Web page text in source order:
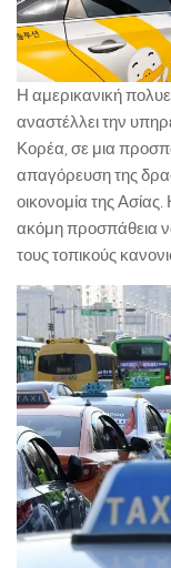
Η αμερικανική
αναστέλλει την
Κορέα, σε μια
απαγόρευση της
οικονομία της
ακόμη προσπάθεια
τους τοπικούς